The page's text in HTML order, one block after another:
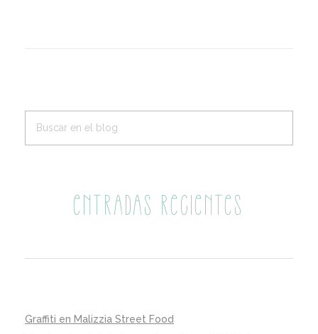
ENTRADAS RECIENTES
Graffiti en Malizzia Street Food